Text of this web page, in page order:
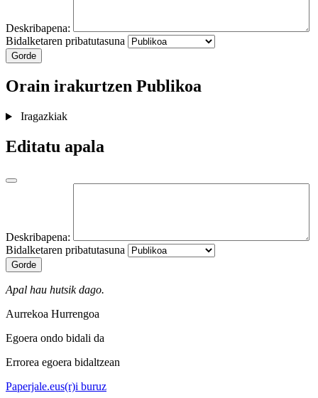
Deskribapena:
Bidalketaren pribatutasuna
Gorde
Orain irakurtzen Publikoa
Iragazkiak
Editatu apala
Deskribapena:
Bidalketaren pribatutasuna
Gorde
Apal hau hutsik dago.
Aurrekoa Hurrengoa
Egoera ondo bidali da
Errorea egoera bidaltzean
Paperjale.eus(r)i buruz